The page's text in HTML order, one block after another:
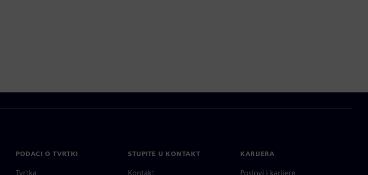
PODACI O TVRTKI
Tvrtka
STUPITE U KONTAKT
Kontakt
KARIJERA
Poslovi i karijere